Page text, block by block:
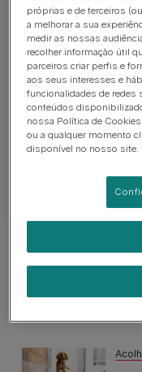
Descubra
Cachorros
Mostrar 2 de 2 artigos
Artigos mais
próprias e de terceiros
a melhorar a sua
medir as nossas
recolher informação útil
parceiros criar perfis e
aos seus interesses e
funcionalidades de
conteúdos
nossa Política de
ou a qualquer momento
disponível no nosso site.